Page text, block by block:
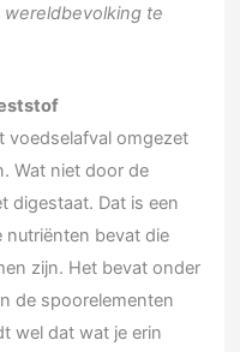
te
voedselafval omgezet
Wat niet door de
digestaat. Dat is een
nutriënten bevat die
zijn. Het bevat onder
de spoorelementen
wel dat wat je erin